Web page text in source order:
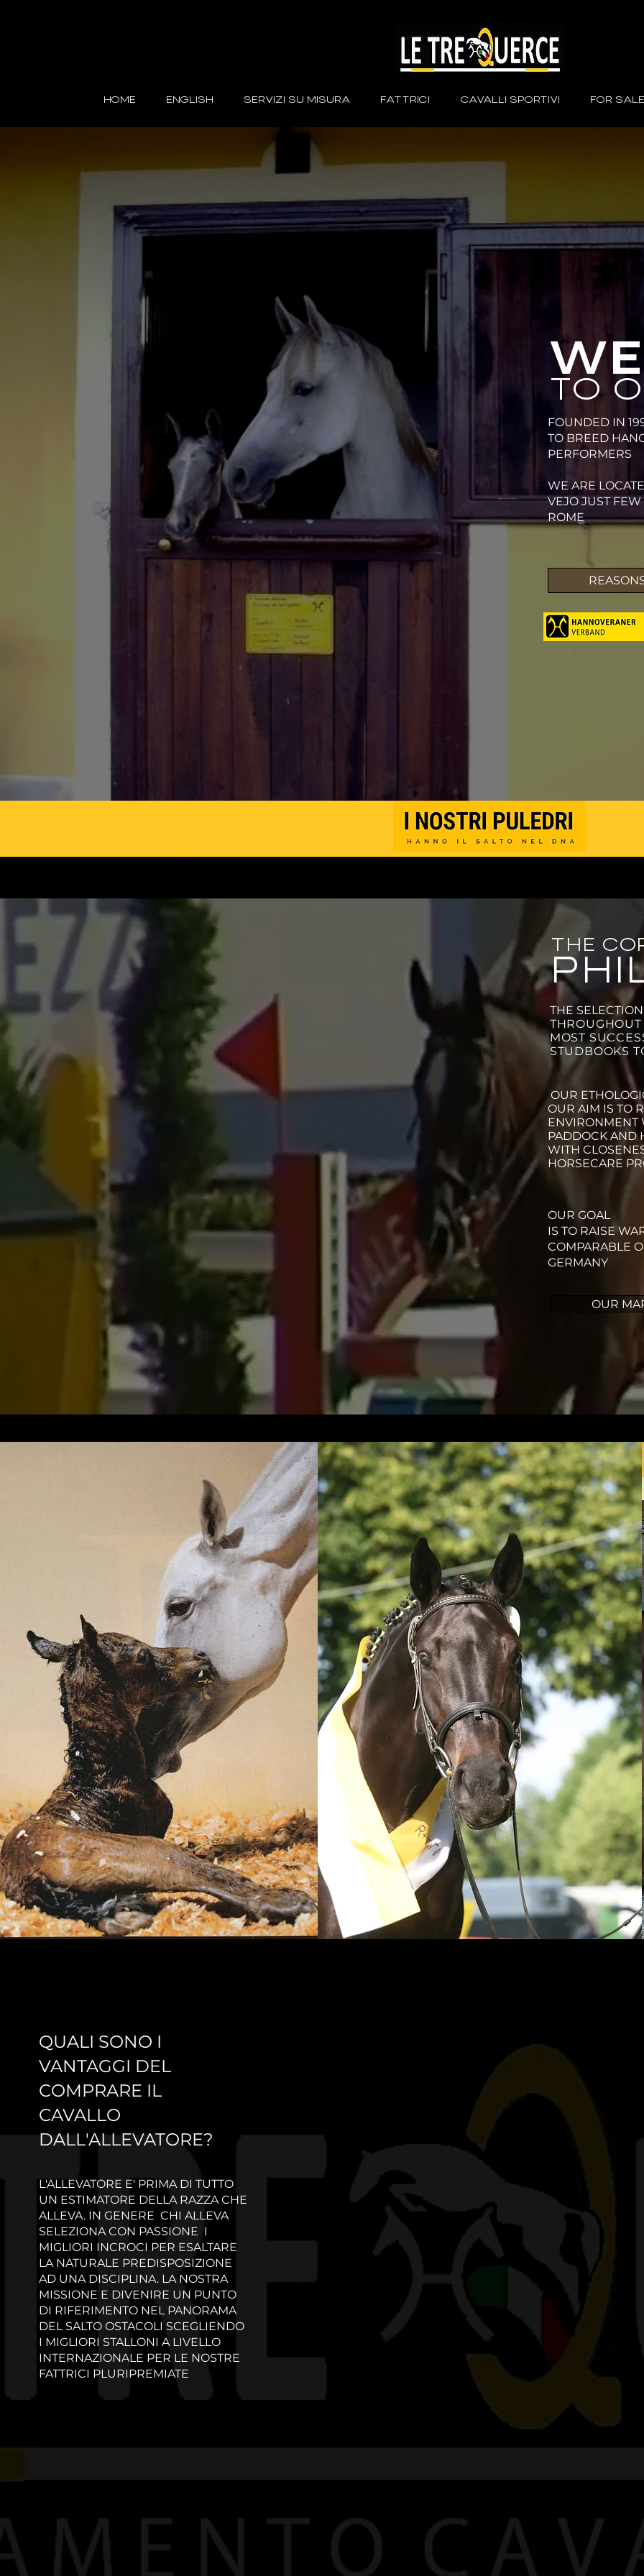
HOME ENGLISH SERVIZI SU MISURA FATTRICI CAVALLI SPORTIVI FOR SALE
VENDITA CAVALLI SALTO OSTACOLI ROMA
TO
FOUNDED IN
TO BREED
PERFORMERS
WE ARE
VEJO JUST FEW
ROME
THE
THE
MOST
STUDBOOKS
OUR
OUR AIM IS TO
ENVIRONMENT
PADDOCK AND
WITH
HORSECARE
OUR GOAL
IS TO RAISE
COMPARABLE
GERMANY
OUR
QUALI SONO I
VANTAGGI DEL
COMPRARE IL
CAVALLO
DALL'ALLEVATORE?
L'ALLEVATORE E' PRIMA DI TUTTO
UN ESTIMATORE DELLA RAZZA CHE
ALLEVA. IN GENERE CHI ALLEVA
SELEZIONA CON PASSIONE I
MIGLIORI INCROCI PER ESALTARE
LA NATURALE PREDISPOSIZIONE
AD UNA DISCIPLINA. LA NOSTRA
MISSIONE E DIVENIRE UN PUNTO
DI RIFERIMENTO NEL PANORAMA
DEL SALTO OSTACOLI SCEGLIENDO
I MIGLIORI STALLONI A LIVELLO
INTERNAZIONALE PER LE NOSTRE
FATTRICI PLURIPREMIATE